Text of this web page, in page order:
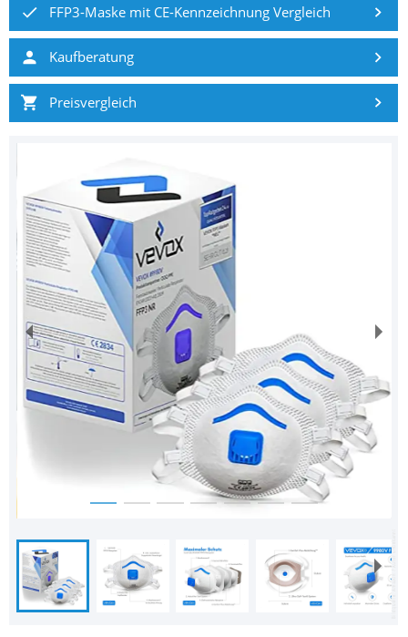
FFP3-Maske mit CE-Kennzeichnung Vergleich
Kaufberatung
Preisvergleich